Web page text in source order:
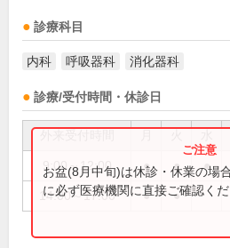
診療科目
内科 呼吸器科 消化器科
診療/受付時間・休診日
9:00～12:00 ● ● ●
14:00～17:00 ● ●
お盆(8月中旬)は休診・休業の場
に必ず医療機関に直接ご確認くだ